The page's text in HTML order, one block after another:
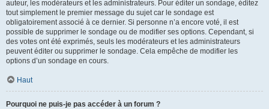
auteur, les modérateurs et les administrateurs. Pour éditer un sondage, éditez
tout simplement le premier message du sujet car le sondage est
obligatoirement associé à ce dernier. Si personne n’a encore voté, il est
possible de supprimer le sondage ou de modifier ses options. Cependant, si
des votes ont été exprimés, seuls les modérateurs et les administrateurs
peuvent éditer ou supprimer le sondage. Cela empêche de modifier les
options d’un sondage en cours.
Haut
Pourquoi ne puis-je pas accéder à un forum ?